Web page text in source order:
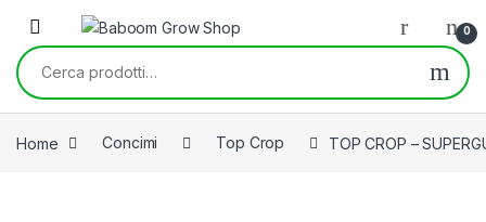
Skip to navigation
Skip to content
0
Cerca:
Home Concimi Top Crop TOP CROP –